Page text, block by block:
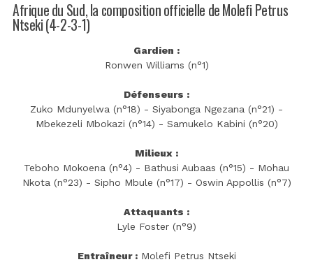
Afrique du Sud, la composition officielle de Molefi Petrus
Ntseki (4-2-3-1)
Gardien :
Ronwen Williams (n°1)
Défenseurs :
Zuko Mdunyelwa (n°18) - Siyabonga Ngezana (n°21) -
Mbekezeli Mbokazi (n°14) - Samukelo Kabini (n°20)
Milieux :
Teboho Mokoena (n°4) - Bathusi Aubaas (n°15) - Mohau
Nkota (n°23) - Sipho Mbule (n°17) - Oswin Appollis (n°7)
Attaquants :
Lyle Foster (n°9)
Entraîneur :Molefi Petrus Ntseki